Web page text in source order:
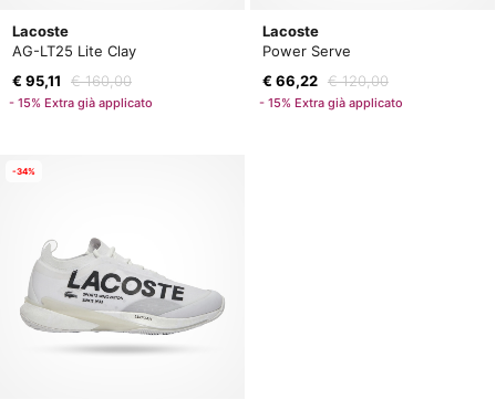
Lacoste
AG-LT25 Lite Clay
€ 95,11
€ 160,00
- 15% Extra già applicato
Lacoste
Power Serve
€ 66,22 € 120,00
- 15% Extra già applicato
-34%